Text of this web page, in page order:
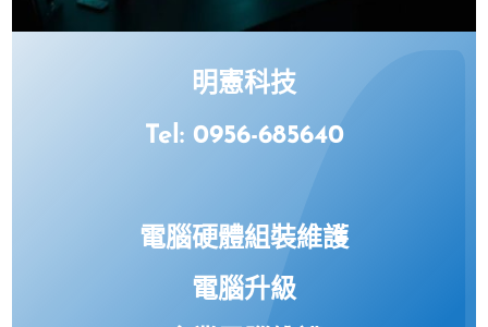
明憲科技
Tel: 0956-685640
電腦硬體組裝維護
電腦升級